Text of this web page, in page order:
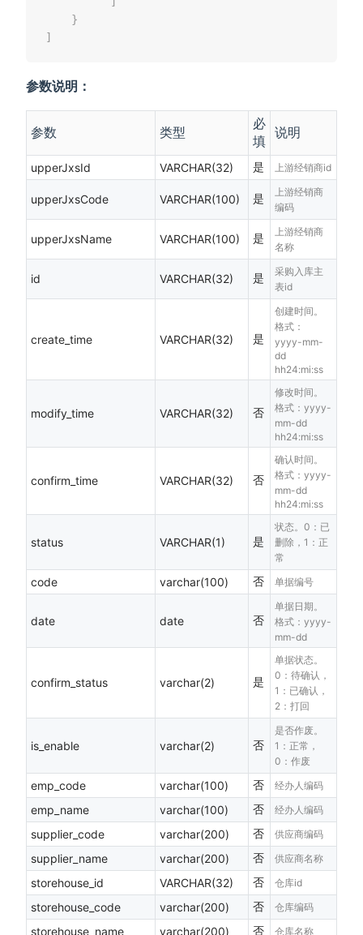
}
]
参数说明：
参数 类型
必
填
说明
upperJxsId VARCHAR(32) 是 上游经销商id
upperJxsCode VARCHAR(100) 是
上游经销商
编码
upperJxsName VARCHAR(100) 是
上游经销商
名称
id VARCHAR(32) 是
采购入库主
表id
create_time VARCHAR(32) 是
创建时间。
格式：
yyyy-mm-
dd
hh24:mi:ss
modify_time VARCHAR(32) 否
修改时间。
格式：yyyy-
mm-dd
hh24:mi:ss
confirm_time VARCHAR(32) 否
确认时间。
格式：yyyy-
mm-dd
hh24:mi:ss
status VARCHAR(1) 是
状态。0：已
删除，1：正
常
code varchar(100) 否 单据编号
date date 否
单据日期。
格式：yyyy-
mm-dd
confirm_status varchar(2) 是
单据状态。
0：待确认，
1：已确认，
2：打回
is_enable varchar(2) 否
是否作废。
1：正常，
0：作废
emp_code varchar(100) 否 经办人编码
emp_name varchar(100) 否 经办人编码
supplier_code varchar(200) 否 供应商编码
supplier_name varchar(200) 否 供应商名称
storehouse_id VARCHAR(32) 否 仓库id
storehouse_code varchar(200) 否 仓库编码
storehouse_name varchar(200) 否 仓库名称